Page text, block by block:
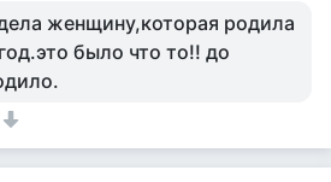
женщину,которая родила
было что то!! до